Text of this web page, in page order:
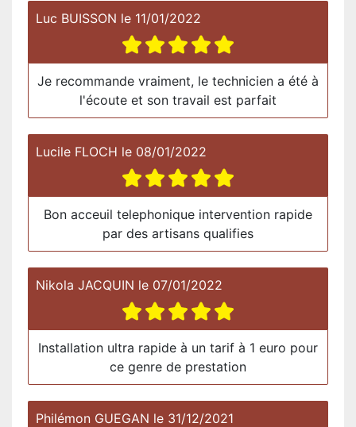
Luc BUISSON le 11/01/2022
Je recommande vraiment, le technicien a été à
l'écoute et son travail est parfait
Lucile FLOCH le 08/01/2022
Bon acceuil telephonique intervention rapide
par des artisans qualifies
Nikola JACQUIN le 07/01/2022
Installation ultra rapide à un tarif à 1 euro pour
ce genre de prestation
Philémon GUEGAN le 31/12/2021